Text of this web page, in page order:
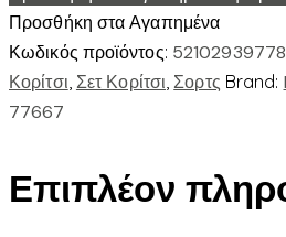
ποσότητα
Προσθήκη στα Αγαπημένα
Κωδικός προϊόντος:
Κορίτσι, Σετ Κορίτσι,Σορτς Brand:
77667
Επιπλέον